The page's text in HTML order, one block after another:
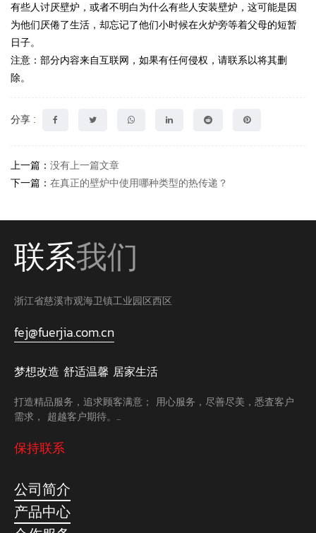
有些人讨厌壁炉，或者不明白为什么有些人安装壁炉，这可能是因
为他们厌倦了生活，却忘记了他们小时候在火炉旁等着父母的短暂
日子。
注意：部分内容来自互联网，如果有任何侵权，请联系以将其删
除。
分享 :
上一篇： 没有上一篇文章
下一篇： 在真正的壁炉中使用哪种类型的热传递？
联系我们
浙江省慈溪市观海卫镇工业园区西区
fej@fuerjia.com.cn
梦想改造 舒适温馨 居家生活
打造精品服务，追求顾客满意； 用心服务，尽善尽美，悉査客户
需求， 超越客户期待。...
保持联系
公司简介
产品中心